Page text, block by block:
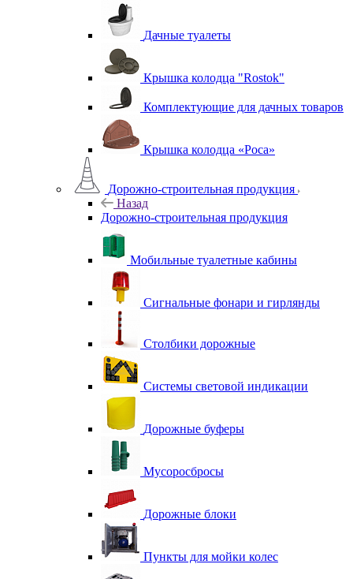
Дачные туалеты
Крышка колодца "Rostok"
Комплектующие для дачных товаров
Крышка колодца «Роса»
Дорожно-строительная продукция
Назад
Дорожно-строительная продукция
Мобильные туалетные кабины
Сигнальные фонари и гирлянды
Столбики дорожные
Системы световой индикации
Дорожные буферы
Мусоросбросы
Дорожные блоки
Пункты для мойки колес